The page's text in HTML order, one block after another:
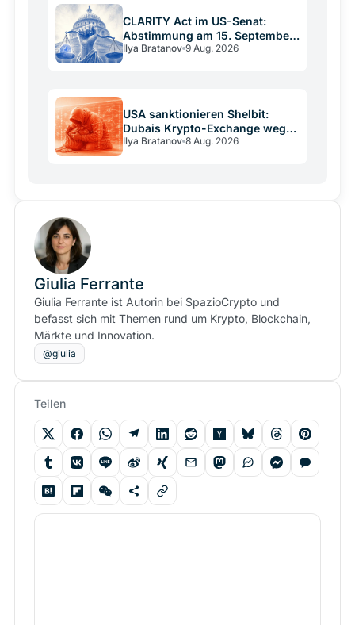
CLARITY Act im US-Senat:
Abstimmung am 15. September
entscheidet
Ilya Bratanov 9 Aug. 2026
USA sanktionieren Shelbit:
Dubais Krypto-Exchange wegen
Iran-Finanzierung
Ilya Bratanov 8 Aug. 2026
Giulia Ferrante
Giulia Ferrante ist Autorin bei SpazioCrypto und
befasst sich mit Themen rund um Krypto, Blockchain,
Märkte und Innovation.
@giulia
Teilen